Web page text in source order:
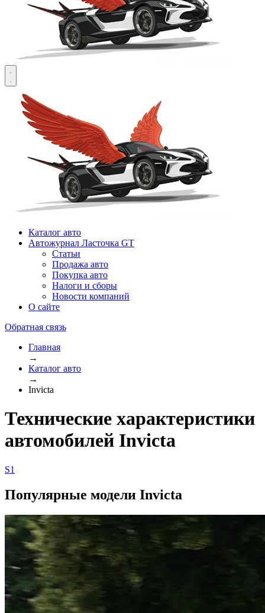
Каталог авто
Автожурнал Ласточка GT
Статьи
Продажа авто
Покупка авто
Налоги и сборы
Новости компаний
О сайте
Обратная связь
Главная
→
Каталог авто
→
Invicta
Технические характеристики
автомобилей Invicta
S1
Популярные модели Invicta